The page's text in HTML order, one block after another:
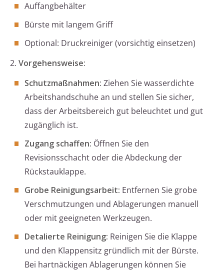
Auffangbehälter
Bürste mit langem Griff
Optional: Druckreiniger (vorsichtig einsetzen)
2. Vorgehensweise:
Schutzmaßnahmen: Ziehen Sie wasserdichte
Arbeitshandschuhe an und stellen Sie sicher,
dass der Arbeitsbereich gut beleuchtet und gut
zugänglich ist.
Zugang schaffen: Öffnen Sie den
Revisionsschacht oder die Abdeckung der
Rückstauklappe.
Grobe Reinigungsarbeit: Entfernen Sie grobe
Verschmutzungen und Ablagerungen manuell
oder mit geeigneten Werkzeugen.
Detalierte Reinigung: Reinigen Sie die Klappe
und den Klappensitz gründlich mit der Bürste.
Bei hartnäckigen Ablagerungen können Sie